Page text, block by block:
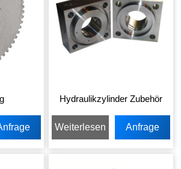
Hydraulikzylinder Zubehör
Weiterlesen Anfrage
senden